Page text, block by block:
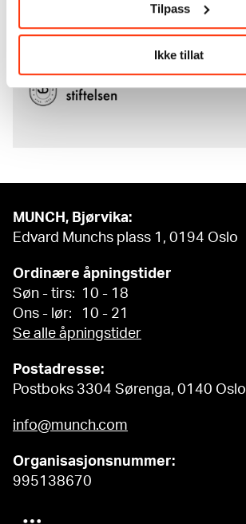
Tilpass
Ikke tillat
.
MUNCH, Bjørvika:
Edvard Munchs plass 1, 0194 Oslo
Ordinære åpningstider
Søn - tirs: 10 - 18
Ons - lør: 10 - 21
Se alle åpningstider
Postadresse:
Postboks 3304 Sørenga, 0140 Oslo
info@munch.com
Organisasjonsnummer:
995138670